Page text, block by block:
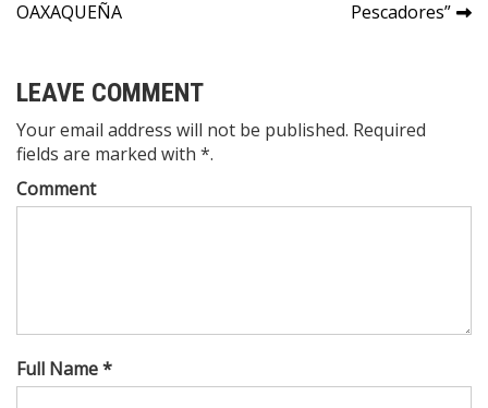
entradas
OAXAQUEÑA
Pescadores”
LEAVE COMMENT
Your email address will not be published. Required
fields are marked with *.
Comment
Full Name *